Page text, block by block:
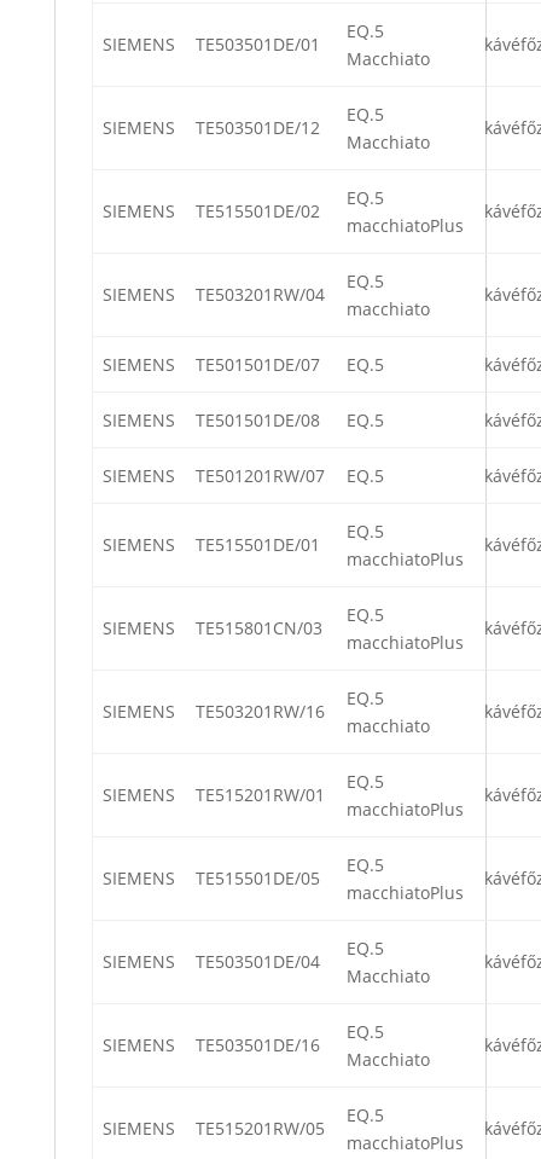
SIEMENS TE503501DE/01
EQ.5
Macchiato
SIEMENS TE503501DE/12
EQ.5
Macchiato
SIEMENS TE515501DE/02
EQ.5
macchiatoPlus
SIEMENS TE503201RW/04
EQ.5
macchiato
SIEMENS TE501501DE/07 EQ.5
SIEMENS TE501501DE/08 EQ.5
SIEMENS TE501201RW/07 EQ.5
SIEMENS TE515501DE/01
EQ.5
macchiatoPlus
SIEMENS TE515801CN/03
EQ.5
macchiatoPlus
SIEMENS TE503201RW/16
EQ.5
macchiato
SIEMENS TE515201RW/01
EQ.5
macchiatoPlus
SIEMENS TE515501DE/05
EQ.5
macchiatoPlus
SIEMENS TE503501DE/04
EQ.5
Macchiato
SIEMENS TE503501DE/16
EQ.5
Macchiato
SIEMENS TE515201RW/05
EQ.5
macchiatoPlus